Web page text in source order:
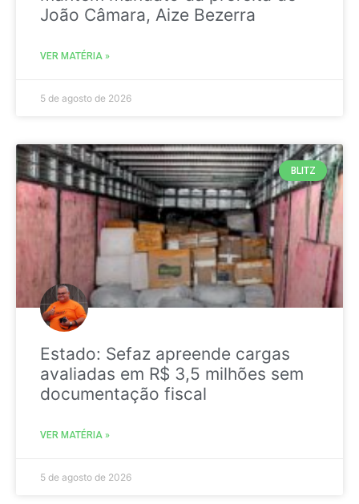
João Câmara, Aize Bezerra
VER MATÉRIA »
5 de agosto de 2026
BLITZ
Estado: Sefaz apreende cargas
avaliadas em R$ 3,5 milhões sem
documentação fiscal
VER MATÉRIA »
5 de agosto de 2026